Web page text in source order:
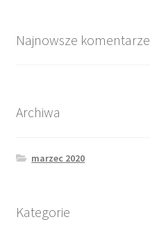
Programy specjalne
Najnowsze komentarze
Archiwa
marzec 2020
Kategorie